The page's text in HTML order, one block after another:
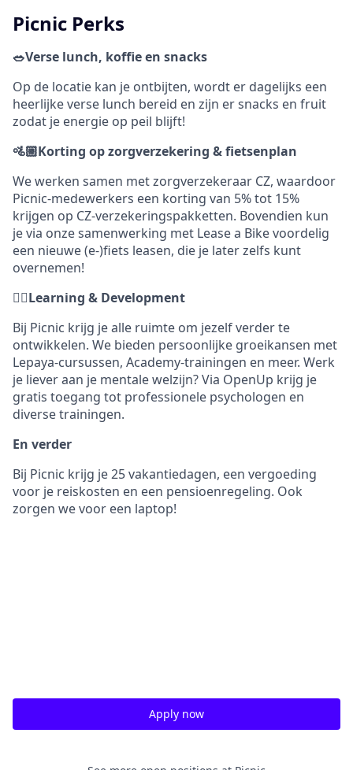
Picnic Perks
🥗Verse lunch, koffie en snacks
Op de locatie kan je ontbijten, wordt er dagelijks een
heerlijke verse lunch bereid en zijn er snacks en fruit
zodat je energie op peil blijft!
🚵🏼Korting op zorgverzekering & fietsenplan
We werken samen met zorgverzekeraar CZ, waardoor
Picnic-medewerkers een korting van 5% tot 15%
krijgen op CZ-verzekeringspakketten. Bovendien kun
je via onze samenwerking met Lease a Bike voordelig
een nieuwe (e-)fiets leasen, die je later zelfs kunt
overnemen!
✍🏼Learning & Development
Bij Picnic krijg je alle ruimte om jezelf verder te
ontwikkelen. We bieden persoonlijke groeikansen met
Lepaya-cursussen, Academy-trainingen en meer. Werk
je liever aan je mentale welzijn? Via OpenUp krijg je
gratis toegang tot professionele psychologen en
diverse trainingen.
En verder
Bij Picnic krijg je 25 vakantiedagen, een vergoeding
voor je reiskosten en een pensioenregeling. Ook
zorgen we voor een laptop!
Apply now